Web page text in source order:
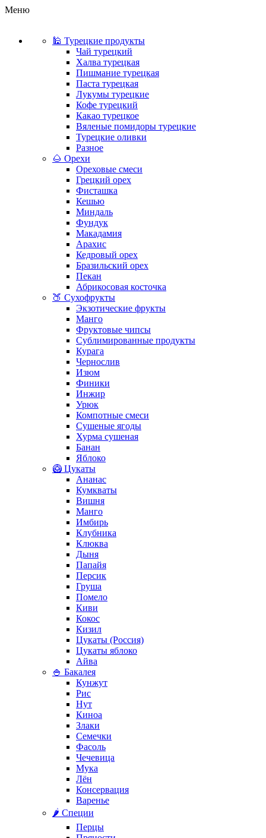
Меню
🕌 Турецкие продукты
Чай турецкий
Халва турецкая
Пишмание турецкая
Паста турецкая
Лукумы турецкие
Кофе турецкий
Какао турецкое
Вяленые помидоры турецкие
Турецкие оливки
Разное
🌰 Орехи
Ореховые смеси
Грецкий орех
Фисташка
Кешью
Миндаль
Фундук
Макадамия
Арахис
Кедровый орех
Бразильский орех
Пекан
Абрикосовая косточка
🍑 Сухофрукты
Экзотические фрукты
Манго
Фруктовые чипсы
Сублимированные продукты
Курага
Чернослив
Изюм
Финики
Инжир
Урюк
Компотные смеси
Сушеные ягоды
Хурма сушеная
Банан
Яблоко
🥝 Цукаты
Ананас
Кумкваты
Вишня
Манго
Имбирь
Клубника
Клюква
Дыня
Папайя
Персик
Груша
Помело
Киви
Кокос
Кизил
Цукаты (Россия)
Цукаты яблоко
Айва
🍚 Бакалея
Кунжут
Рис
Нут
Киноа
Злаки
Семечки
Фасоль
Чечевица
Мука
Лён
Консервация
Варенье
🌶️ Специи
Перцы